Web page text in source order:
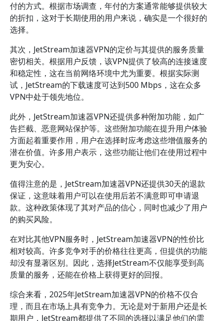
付的方式。根据市场调查，年付的方案通常能够提供较大
的折扣，这对于长期使用的用户来说，确实是一个很好的
选择。
其次，JetStream加速器VPN的定价与其提供的服务质量
密切相关。根据用户反馈，该VPN提供了较高的连接速度
和稳定性，这在当前网络环境中尤为重要。根据实际测
试，JetStream的下载速度可达到500 Mbps，这在众多
VPN中处于领先地位。
此外，JetStream加速器VPN还提供多种附加功能，如广
告拦截、恶意网站保护等。这些附加功能在提升用户体验
方面起着重要作用，用户在选择时应考虑这些增值服务的
潜在价值。许多用户表示，这些功能让他们在使用过程中
更为安心。
值得注意的是，JetStream加速器VPN还提供30天的退款
保证，这意味着用户可以在使用后若不满意即可申请退
款。这种政策体现了其对产品的信心，同时也减少了用户
的购买风险。
在对比其他VPN服务时，JetStream加速器VPN的性价比
相对较高。许多竞争对手的价格往往更高，但提供的功能
却没有显著区别。因此，选择JetStream不仅能享受到高
质量的服务，还能在价格上获得更好的回报。
综合来看，2025年JetStream加速器VPN的价格不仅合
理，而且在市场上具有竞争力。无论是对于新用户还是长
期用户，JetStream都提供了不同的选择以满足他们的需